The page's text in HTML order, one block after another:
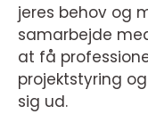
jeres behov og
samarbejde
at få
projektstyring
sig ud.